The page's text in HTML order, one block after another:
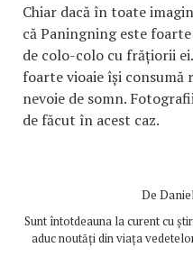
Chiar dacă în toate
că Paningning este
de colo-colo cu frățiorii
foarte vioaie își consumă
nevoie de somn.
de făcut în acest caz.
De
Sunt întotdeauna la curent cu
aduc noutăți din viața